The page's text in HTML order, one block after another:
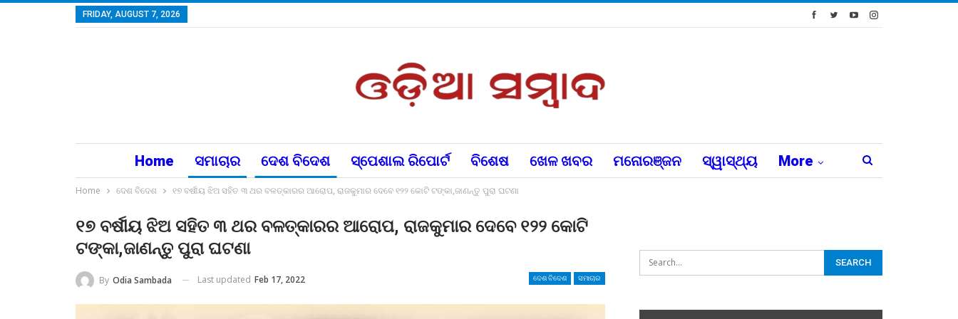
FRIDAY, AUGUST 7, 2026
Home ସମାଚାର ଦେଶ ବିଦେଶ ସ୍ପେଶାଲ ରିପୋର୍ଟ ବିଶେଷ ଖେଳ ଖବର ମନୋରଞ୍ଜନ ସ୍ୱାସ୍ଥ୍ୟ More
Home ଦେଶ ବିଦେଶ ୧୭ ବର୍ଷୀୟ ଝିଅ ସହିତ ୩ ଥର ବଳତ୍କାରର ଆରୋପ, ରାଜକୁମାର ଦେବେ ୧୨୨ କୋଟି ଟଙ୍କା,ଜାଣନ୍ତୁ ପୁରା ଘଟଣା
୧୭ ବର୍ଷୀୟ ଝିଅ ସହିତ ୩ ଥର ବଳତ୍କାରର ଆରୋପ, ରାଜକୁମାର ଦେବେ ୧୨୨ କୋଟି
ଟଙ୍କା,ଜାଣନ୍ତୁ ପୁରା ଘଟଣା
ଦେଶ ବିଦେଶ ସମାଚାର
By Odia Sambada Last updated Feb 17, 2022